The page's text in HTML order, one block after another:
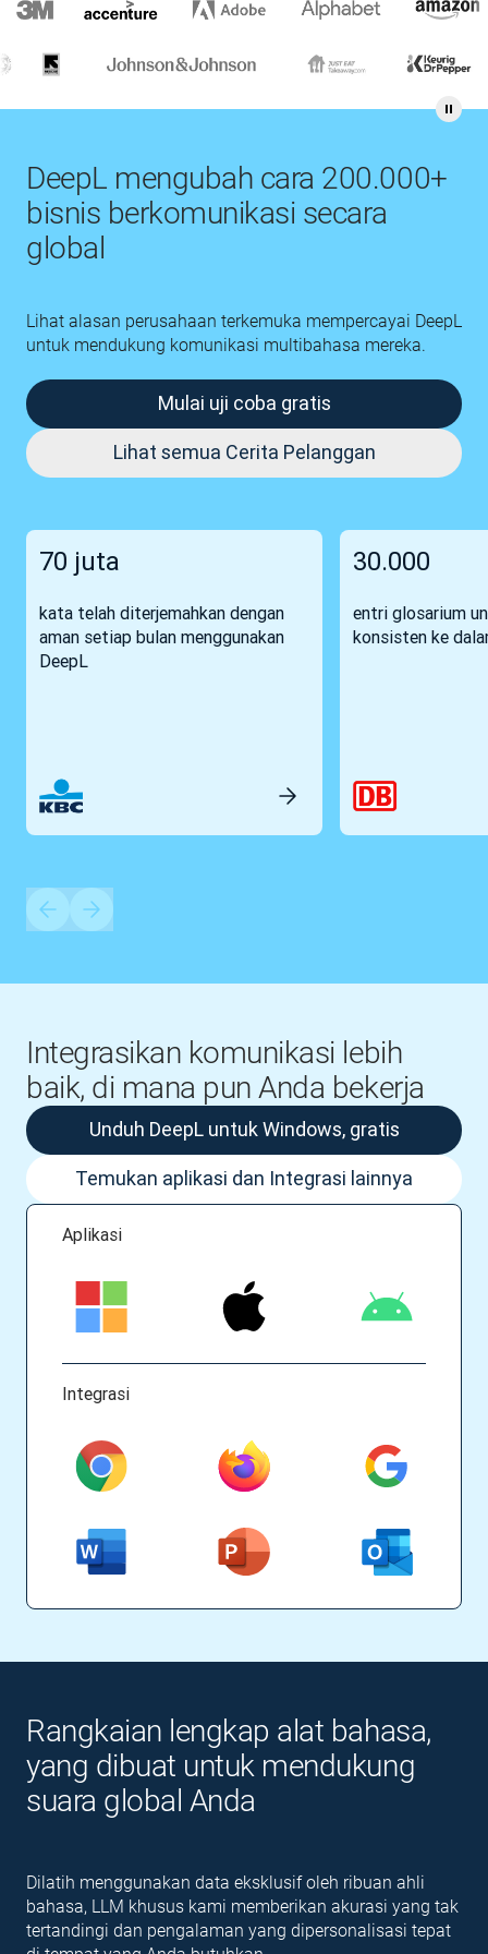
DeepL mengubah cara 200.000+
bisnis berkomunikasi secara
global
Lihat alasan perusahaan terkemuka mempercayai DeepL
untuk mendukung komunikasi multibahasa mereka.
Mulai uji coba gratis
Lihat semua Cerita Pelanggan
70 juta
kata telah diterjemahkan dengan
aman setiap bulan menggunakan
DeepL
30.000
entri glosarium
konsisten ke
Rangkaian lengkap alat bahasa,
yang dibuat untuk mendukung
suara global Anda
Dilatih menggunakan data eksklusif oleh ribuan ahli
bahasa, LLM khusus kami memberikan akurasi yang tak
tertandingi dan pengalaman yang dipersonalisasi tepat
Integrasikan komunikasi lebih
baik, di mana pun Anda bekerja
Aplikasi
Integrasi
Unduh DeepL untuk Windows, gratis
Temukan aplikasi dan Integrasi lainnya